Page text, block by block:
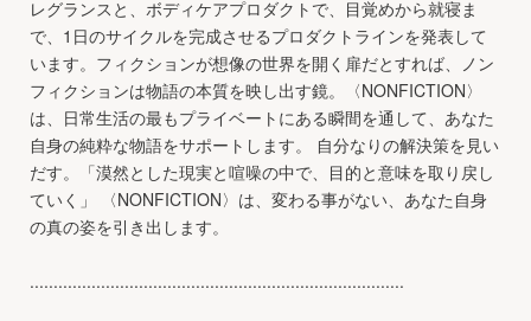
レグランスと、ボディケアプロダクトで、目覚めから就寝ま
で、1日のサイクルを完成させるプロダクトラインを発表して
います。フィクションが想像の世界を開く扉だとすれば、ノン
フィクションは物語の本質を映し出す鏡。〈NONFICTION〉
は、日常生活の最もプライベートにある瞬間を通して、あなた
自身の純粋な物語をサポートします。 自分なりの解決策を見い
だす。「漠然とした現実と喧噪の中で、目的と意味を取り戻し
ていく」 〈NONFICTION〉は、変わる事がない、あなた自身
の真の姿を引き出します。
...............................................................................